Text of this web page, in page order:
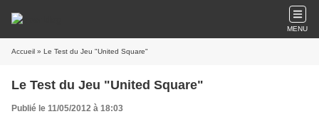
MENU
Accueil » Le Test du Jeu "United Square"
Le Test du Jeu "United Square"
Publié le 11/05/2012 à 18:03